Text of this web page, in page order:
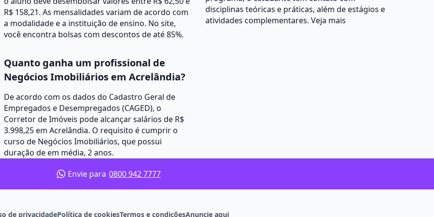
R$ 158,21. As mensalidades variam de acordo com
a modalidade e a instituição de ensino. No site,
você encontra bolsas com descontos de até 85%.
disciplinas teóricas e práticas, além de estágios e
atividades complementares. Veja mais
Quanto ganha um profissional de
Negócios Imobiliários em Acrelândia?
De acordo com os dados do Cadastro Geral de
Empregados e Desempregados (CAGED), o
Corretor de Imóveis pode alcançar salários de R$
3.998,25 em Acrelândia. O requisito é cumprir o
curso de Negócios Imobiliários, que possui
duração de em média, 2 anos.
Envie para 0800 942 7777
de privacidadePolítica de cookiesTermos e condiçõesAnuncie aqui